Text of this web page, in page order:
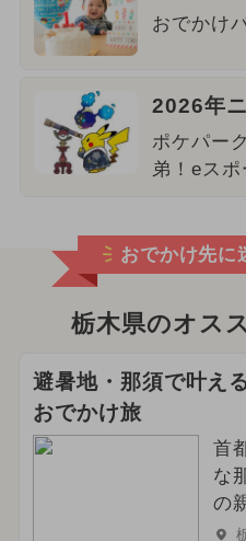
おでかけ
2026年
ポケパー
弟！eスポ
おでかけ先に
栃木県のオス
避暑地・那須で叶え
おでかけ旅
首
な
の